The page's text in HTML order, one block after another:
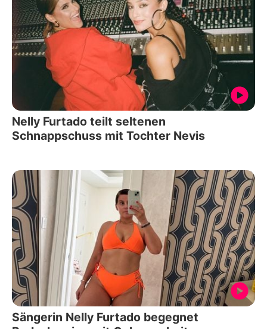
Nelly Furtado teilt seltenen
Schnappschuss mit Tochter Nevis
Sängerin Nelly Furtado begegnet